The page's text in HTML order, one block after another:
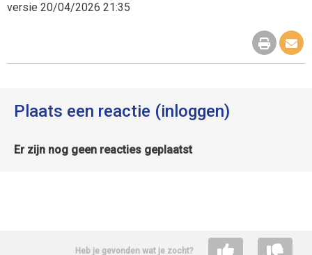
versie 20/04/2026 21:35
Plaats een reactie (inloggen)
Er zijn nog geen reacties geplaatst
Heb je gevonden wat je zocht?